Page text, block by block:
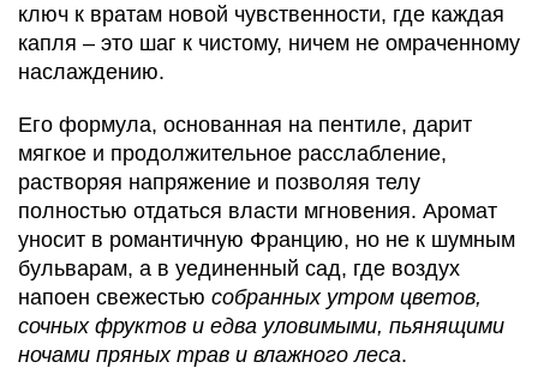
ключ к вратам новой чувственности, где каждая
капля – это шаг к чистому, ничем не омраченному
наслаждению.
Его формула, основанная на пентиле, дарит
мягкое и продолжительное расслабление,
растворяя напряжение и позволяя телу
полностью отдаться власти мгновения. Аромат
уносит в романтичную Францию, но не к шумным
бульварам, а в уединенный сад, где воздух
напоен свежестью собранных утром цветов,
сочных фруктов и едва уловимыми, пьянящими
ночами пряных трав и влажного леса.